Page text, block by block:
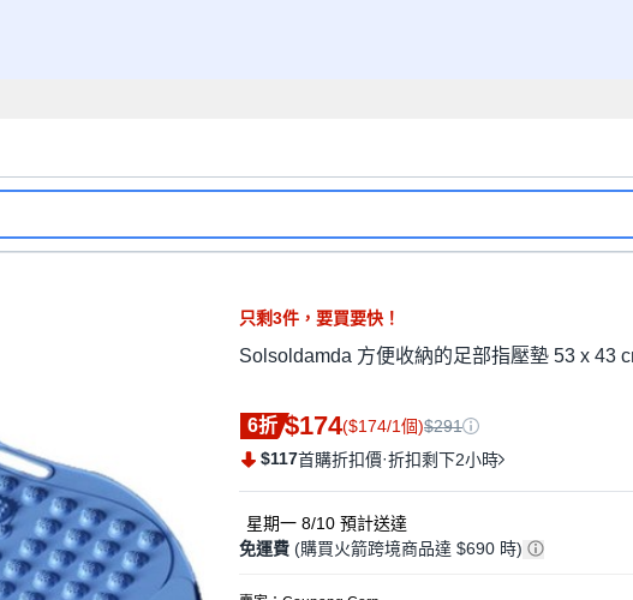
只剩3件， 要買要快！
Solsoldamda 方便收納的足部指壓墊 53 x 43
6折 $174($174/1個)$291
$117首購折扣價·折扣剩下2小時
星期一 8/10 預計送達
免運費 (購買火箭跨境商品達 $690 時)